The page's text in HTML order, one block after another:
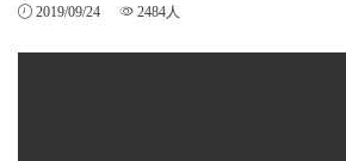
2019/09/24 2484人